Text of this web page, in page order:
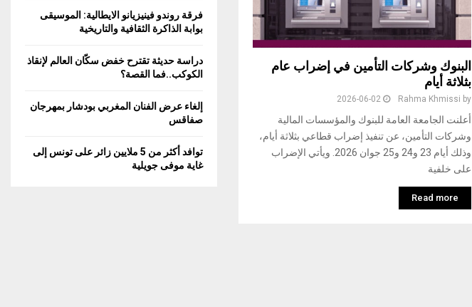
البنوك وشركات التأمين في إضراب عام
بثلاثة أيام
by
Rahma Khmissi
2026-06-02
أعلنت الجامعة العامة للبنوك والمؤسسات المالية
وشركات التأمين، عن تنفيذ إضراب قطاعي بثلاثة أيام،
وذلك أيام 23 و24 و25 جوان 2026. ويأتي الإضراب
على خلفية
Read more
فرقة روندو فينيزيانو الايطالية: الموسيقى
بوابة الذاكرة الثقافية والتاريخية
دراسة حديثة تقترح خفض سكّان العالم لإنقاذ
الكوكب..فما القصة؟
إلغاء عرض الفنان المغربي بودشار بمهرجان
صفاقس
توافد أكثر من 5 ملايين زائر على تونس إلى
غاية موفى جويلية